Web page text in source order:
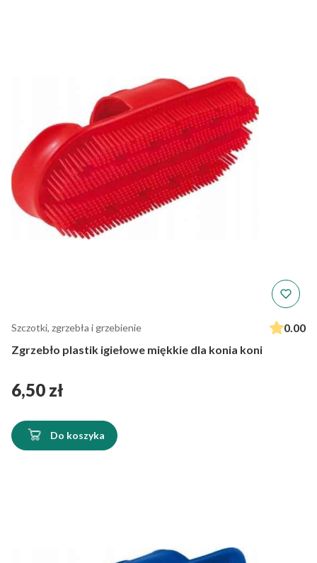
Szczotki, zgrzebła i grzebienie
0.00
Zgrzebło plastik igiełowe miękkie dla konia koni
Cena
6,50 zł
Do koszyka